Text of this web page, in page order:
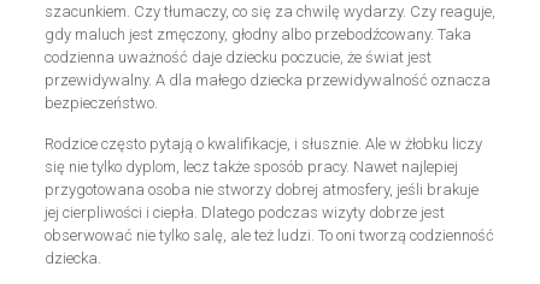
szacunkiem. Czy tłumaczy, co się za chwilę wydarzy. Czy reaguje,
gdy maluch jest zmęczony, głodny albo przebodźcowany. Taka
codzienna uważność daje dziecku poczucie, że świat jest
przewidywalny. A dla małego dziecka przewidywalność oznacza
bezpieczeństwo.
Rodzice często pytają o kwalifikacje, i słusznie. Ale w żłobku liczy
się nie tylko dyplom, lecz także sposób pracy. Nawet najlepiej
przygotowana osoba nie stworzy dobrej atmosfery, jeśli brakuje
jej cierpliwości i ciepła. Dlatego podczas wizyty dobrze jest
obserwować nie tylko salę, ale też ludzi. To oni tworzą codzienność
dziecka.